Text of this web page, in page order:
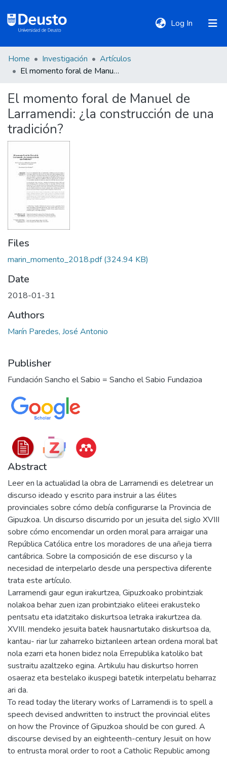
Log In (current)
DeustoTeka
Communities
Collections
All of DSpace
Statistics
Policies
Home Investigación
Artículos
El momento foral de Manuel de Larramendi: ¿la construcción de una tradición?
El momento foral de Manuel de
Larramendi: ¿la construcción de una
tradición?
Files
marin_momento_2018.pdf(324.94 KB)
Date
2018-01-31
Authors
Marín Paredes, José Antonio
Publisher
Fundación Sancho el Sabio = Sancho el Sabio Fundazioa
Abstract
Leer en la actualidad la obra de Larramendi es deletrear un
discurso ideado y escrito para instruir a las élites
provinciales sobre cómo debía configurarse la Provincia de
Gipuzkoa. Un discurso discurrido por un jesuita del siglo XVIII
sobre cómo encomendar un orden moral para arraigar una
República Católica entre los moradores de una añeja tierra
cantábrica. Sobre la composición de ese discurso y la
necesidad de interpelarlo desde una perspectiva diferente
trata este artículo.
Larramendi gaur egun irakurtzea, Gipuzkoako probintziak
nolakoa behar zuen izan probintziako eliteei erakusteko
pentsatu eta idatzitako diskurtsoa letraka irakurtzea da.
XVIII. mendeko jesuita batek hausnartutako diskurtsoa da,
kantau- riar lur zaharreko biztanleen artean ordena moral bat
nola ezarri eta honen bidez nola Errepublika katoliko bat
sustraitu azaltzeko egina. Artikulu hau diskurtso horren
osaeraz eta bestelako ikuspegi batetik interpelatu beharraz
ari da.
To read today the literary works of Larramendi is to spell a
speech devised andwritten to instruct the provincial elites
on how the Province of Gipuzkoa should be con gured. A
discourse devised by an eighteenth-century Jesuit on how
to entrusta moral order to root a Catholic Republic among